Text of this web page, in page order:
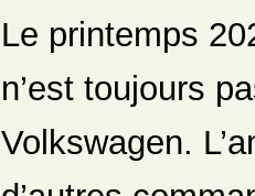
Le printemps
n’est toujours
Volkswagen.